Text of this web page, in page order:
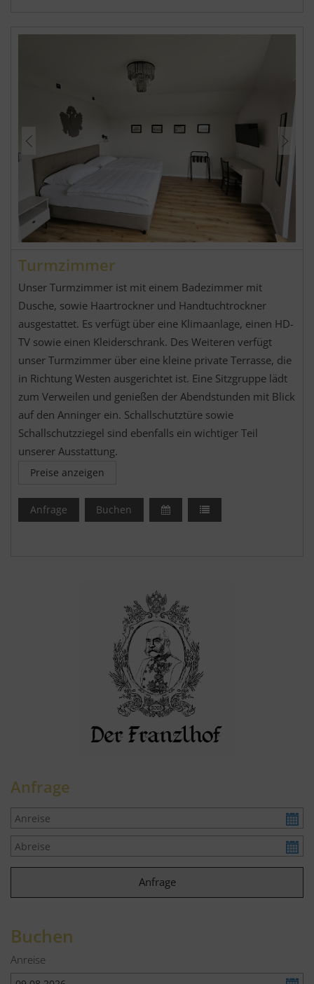
Turmzimmer
Unser Turmzimmer ist mit einem Badezimmer mit
Dusche, sowie Haartrockner und Handtuchtrockner
ausgestattet. Es verfügt über eine Klimaanlage, einen HD-
TV sowie einen Kleiderschrank. Des Weiteren verfügt
unser Turmzimmer über eine kleine private Terrasse, die
in Richtung Westen ausgerichtet ist. Eine Sitzgruppe lädt
zum Verweilen und genießen der Abendstunden mit Blick
auf den Anninger ein. Schallschutztüre sowie
Schallschutzziegel sind ebenfalls ein wichtiger Teil
unserer Ausstattung.
Preise anzeigen
Anfrage Buchen
Anfrage
Buchen
Anreise